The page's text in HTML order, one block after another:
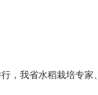
，我省水稻栽培专家